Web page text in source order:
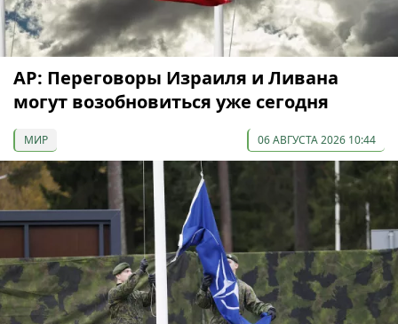
AP: Переговоры Израиля и Ливана
могут возобновиться уже сегодня
МИР 06 АВГУСТА 2026 10:44